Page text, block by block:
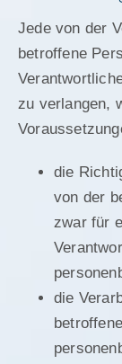
Jede von der
betroffene
zu verlangen,
die
von der
zwar für
die